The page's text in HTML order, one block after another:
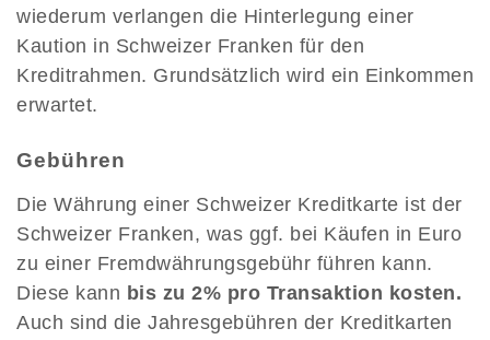
wiederum verlangen die Hinterlegung einer
Kaution in Schweizer Franken für den
Kreditrahmen. Grundsätzlich wird ein Einkommen
erwartet.
Gebühren
Die Währung einer Schweizer Kreditkarte ist der
Schweizer Franken, was ggf. bei Käufen in Euro
zu einer Fremdwährungsgebühr führen kann.
Diese kann bis zu 2% pro Transaktion kosten.
Auch sind die Jahresgebühren der Kreditkarten